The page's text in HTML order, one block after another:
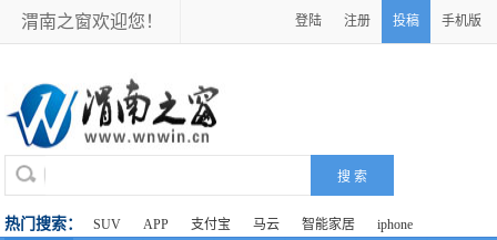
渭南之窗欢迎您！ 登陆 注册 投稿 手机版
热门搜索： SUV APP 支付宝 马云 智能家居 iphone